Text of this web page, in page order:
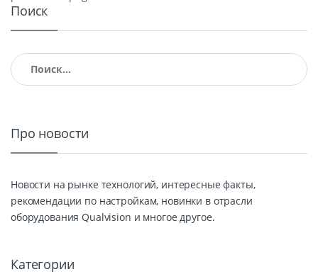
Поиск
Найти:
Про новости
Новости на рынке технологий, интересные факты,
рекомендации по настройкам, новинки в отрасли
оборудования Qualvision и многое другое.
Категории